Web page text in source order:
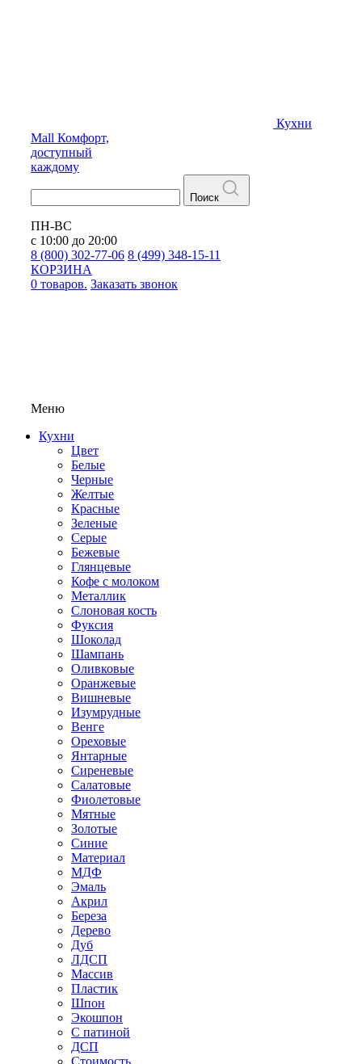
Кухни
Mall Комфорт,
доступный
каждому
Поиск
ПН-ВС
с 10:00 до 20:00
8 (800) 302-77-06 8 (499) 348-15-11
КОРЗИНА
0 товаров. Заказать звонок
Меню
Кухни
Цвет
Белые
Черные
Желтые
Красные
Зеленые
Серые
Бежевые
Глянцевые
Кофе с молоком
Металлик
Слоновая кость
Фуксия
Шоколад
Шампань
Оливковые
Оранжевые
Вишневые
Изумрудные
Венге
Ореховые
Янтарные
Сиреневые
Салатовые
Фиолетовые
Мятные
Золотые
Синие
Материал
МДФ
Эмаль
Акрил
Береза
Дерево
Дуб
ЛДСП
Массив
Пластик
Шпон
Экошпон
С патиной
ДСП
Стоимость